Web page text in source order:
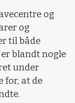
og
og
til både
blandt nogle
under
for, at de